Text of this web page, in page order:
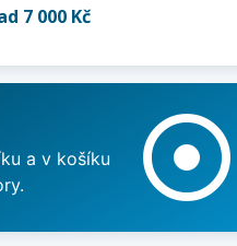
7 000 Kč
a v košíku
adjust